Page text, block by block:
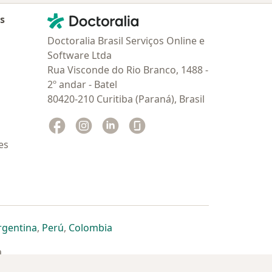
Contato
Doctoralia - Homepage
Doctoralia Brasil Serviços Online e
Software Ltda
Rua Visconde do Rio Branco, 1488 -
2º andar - Batel
80420-210 Curitiba (Paraná), Brasil
Facebook
abre num novo separador
Instagram
abre num novo separador
Linkedin
abre num novo separador
separador
num novo separador
abre num novo separador
, Perúabre num novo separador
, Colombiaabre num novo separador